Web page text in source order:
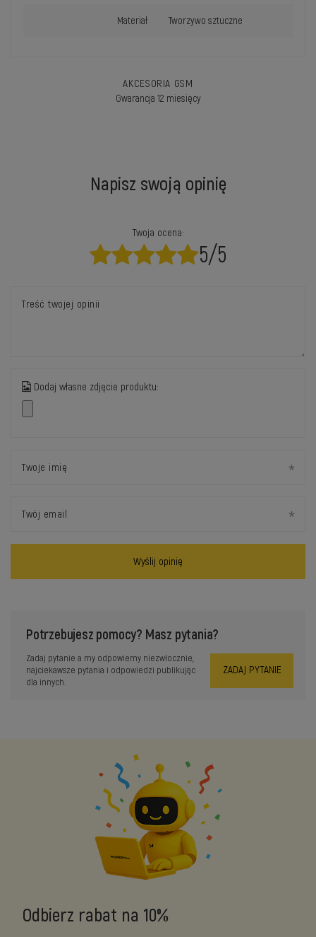
Materiał Tworzywo sztuczne
AKCESORIA GSM
Gwarancja 12 miesięcy
Napisz swoją opinię
Twoja ocena:
5/5
Treść twojej opinii
Dodaj własne zdjęcie produktu:
Twoje imię
Twój email
Wyślij opinię
Potrzebujesz pomocy? Masz pytania?
Zadaj pytanie a my odpowiemy niezwłocznie,
najciekawsze pytania i odpowiedzi publikując
dla innych.
ZADAJ PYTANIE
Odbierz rabat na 10%